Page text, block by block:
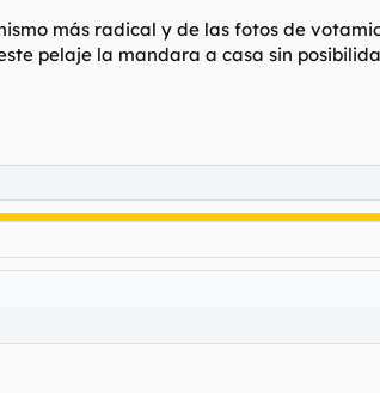
más radical y de las fotos de
pelaje la mandara a casa sin